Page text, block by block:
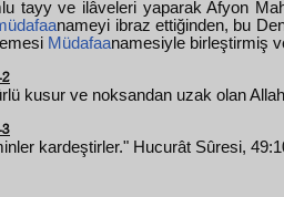
tayy ve ilâveleri yaparak Afyon
nameyi ibraz ettiğinden, bu
Müdafaanamesiyle birleştirmiş
kusur ve noksandan uzak olan
kardeştirler." Hucurât Sûresi,